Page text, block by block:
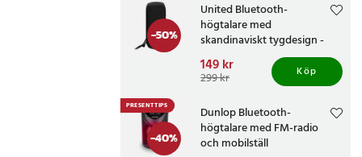
-50%
United Bluetooth-
högtalare med
skandinaviskt tygdesign -
Svart
Nuvarande pris:
149 krTidigare pris 299 kr
149 kr
299 kr Köp
-40%
PRESENTTIPS
Dunlop Bluetooth-
högtalare med FM-radio
och mobilställ